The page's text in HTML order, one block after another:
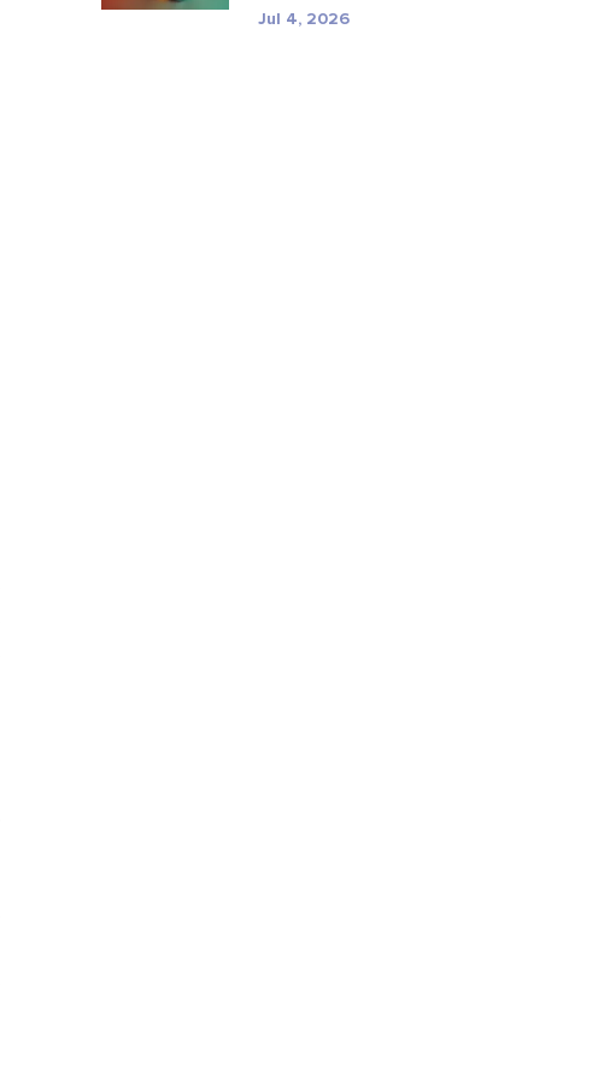
Jul 4, 2026